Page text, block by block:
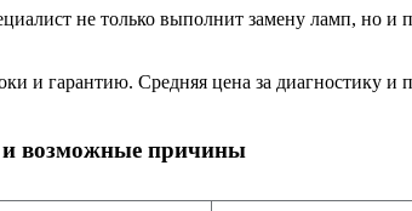
не только выполнит замену ламп, но и
и гарантию. Средняя цена за диагностику
и возможные причины